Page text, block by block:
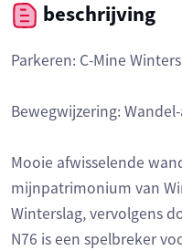
beschrijving
Parkeren: C-Mine
Bewegwijzering:
Mooie afwisselende
mijnpatrimonium van
Winterslag, vervolgens
N76 is een spelbreker